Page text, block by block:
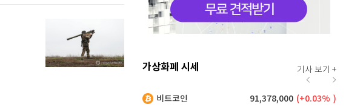
가상화폐 시세 기사 보기 +
비트코인 91,378,000 ( 0.03% )